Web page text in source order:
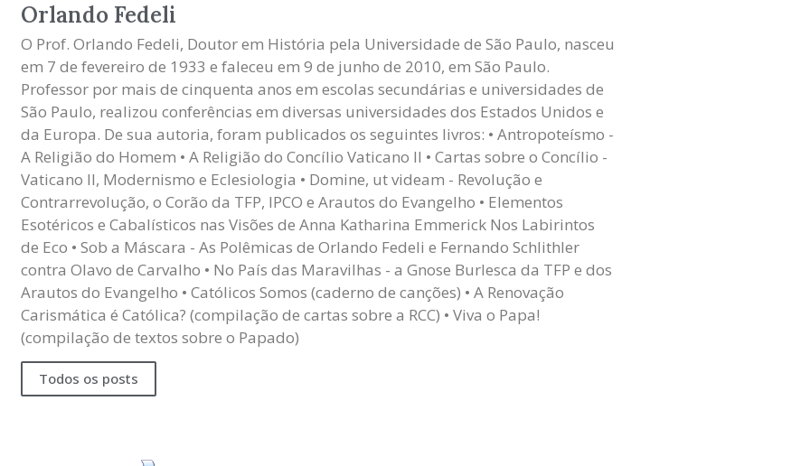
Orlando Fedeli
O Prof. Orlando Fedeli, Doutor em História pela Universidade de São Paulo, nasceu
em 7 de fevereiro de 1933 e faleceu em 9 de junho de 2010, em São Paulo.
Professor por mais de cinquenta anos em escolas secundárias e universidades de
São Paulo, realizou conferências em diversas universidades dos Estados Unidos e
da Europa. De sua autoria, foram publicados os seguintes livros: • Antropoteísmo -
A Religião do Homem • A Religião do Concílio Vaticano II • Cartas sobre o Concílio -
Vaticano II, Modernismo e Eclesiologia • Domine, ut videam - Revolução e
Contrarrevolução, o Corão da TFP, IPCO e Arautos do Evangelho • Elementos
Esotéricos e Cabalísticos nas Visões de Anna Katharina Emmerick Nos Labirintos
de Eco • Sob a Máscara - As Polêmicas de Orlando Fedeli e Fernando Schlithler
contra Olavo de Carvalho • No País das Maravilhas - a Gnose Burlesca da TFP e dos
Arautos do Evangelho • Católicos Somos (caderno de canções) • A Renovação
Carismática é Católica? (compilação de cartas sobre a RCC) • Viva o Papa!
(compilação de textos sobre o Papado)
Todos os posts